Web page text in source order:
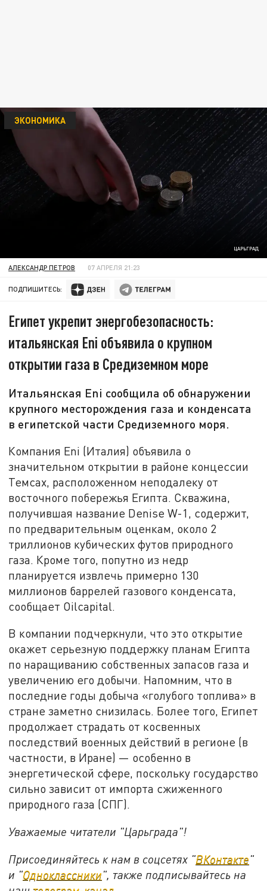
ЦАРЬГРАД
ЭКОНОМИКА
АЛЕКСАНДР ПЕТРОВ 07 АПРЕЛЯ 21:23
ПОДПИШИТЕСЬ:
Египет укрепит энергобезопасность:
итальянская Eni объявила о крупном
открытии газа в Средиземном море
Итальянская Eni сообщила об обнаружении
крупного месторождения газа и конденсата
в египетской части Средиземного моря.
Компания Eni (Италия) объявила о
значительном открытии в районе концессии
Темсах, расположенном неподалеку от
восточного побережья Египта. Скважина,
получившая название Denise W-1, содержит,
по предварительным оценкам, около 2
триллионов кубических футов природного
газа. Кроме того, попутно из недр
планируется извлечь примерно 130
миллионов баррелей газового конденсата,
сообщает Oilcapital.
В компании подчеркнули, что это открытие
окажет серьезную поддержку планам Египта
по наращиванию собственных запасов газа и
увеличению его добычи. Напомним, что в
последние годы добыча «голубого топлива» в
стране заметно снизилась. Более того, Египет
продолжает страдать от косвенных
последствий военных действий в регионе (в
частности, в Иране) — особенно в
энергетической сфере, поскольку государство
сильно зависит от импорта сжиженного
природного газа (СПГ).
Уважаемые читатели "Царьграда"!
Присоединяйтесь к нам в соцсетях "ВКонтакте"
и "Одноклассники", также подписывайтесь на